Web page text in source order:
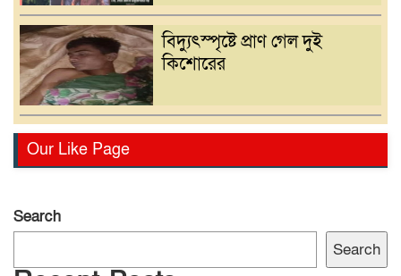
বিদ্যুৎস্পৃষ্টে প্রাণ গেল দুই
কিশোরের
আছিয়া গণি বালিকা উচ্চ
বাংলাদেশ সাংবাদিক সংস্থা
(বাসাস) দেশের সাংবাদিকদের
Our Like Page
Search
Search